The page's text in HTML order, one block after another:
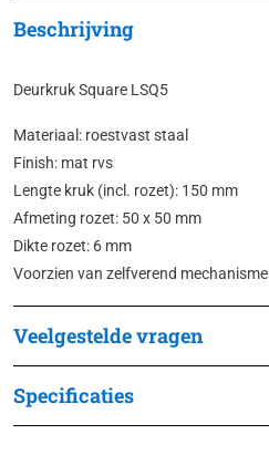
Beschrijving
Deurkruk Square LSQ5
Materiaal: roestvast staal
Finish: mat rvs
Lengte kruk (incl. rozet): 150 mm
Afmeting rozet: 50 x 50 mm
Dikte rozet: 6 mm
Voorzien van zelfverend mechanisme
Veelgestelde vragen
Specificaties